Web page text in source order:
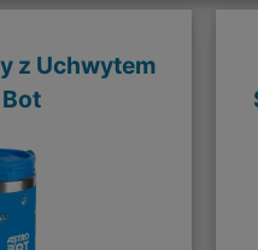
z Uchwytem